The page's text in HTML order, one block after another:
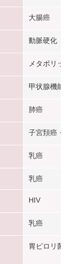
大腸癌
動脈硬化
メタボリッ
甲状腺機能
肺癌
子宮頚癌・
乳癌
乳癌
HIV
乳癌
胃ピロリ菌